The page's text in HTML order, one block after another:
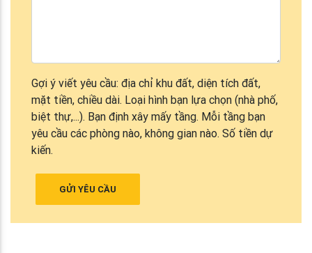
Gợi ý viết yêu cầu: địa chỉ khu đất, diện tích đất,
mặt tiền, chiều dài. Loại hình bạn lựa chọn (nhà phố,
biệt thự,...). Bạn định xây mấy tầng. Mỗi tầng bạn
yêu cầu các phòng nào, không gian nào. Số tiền dự
kiến.
GỬI YÊU CẦU